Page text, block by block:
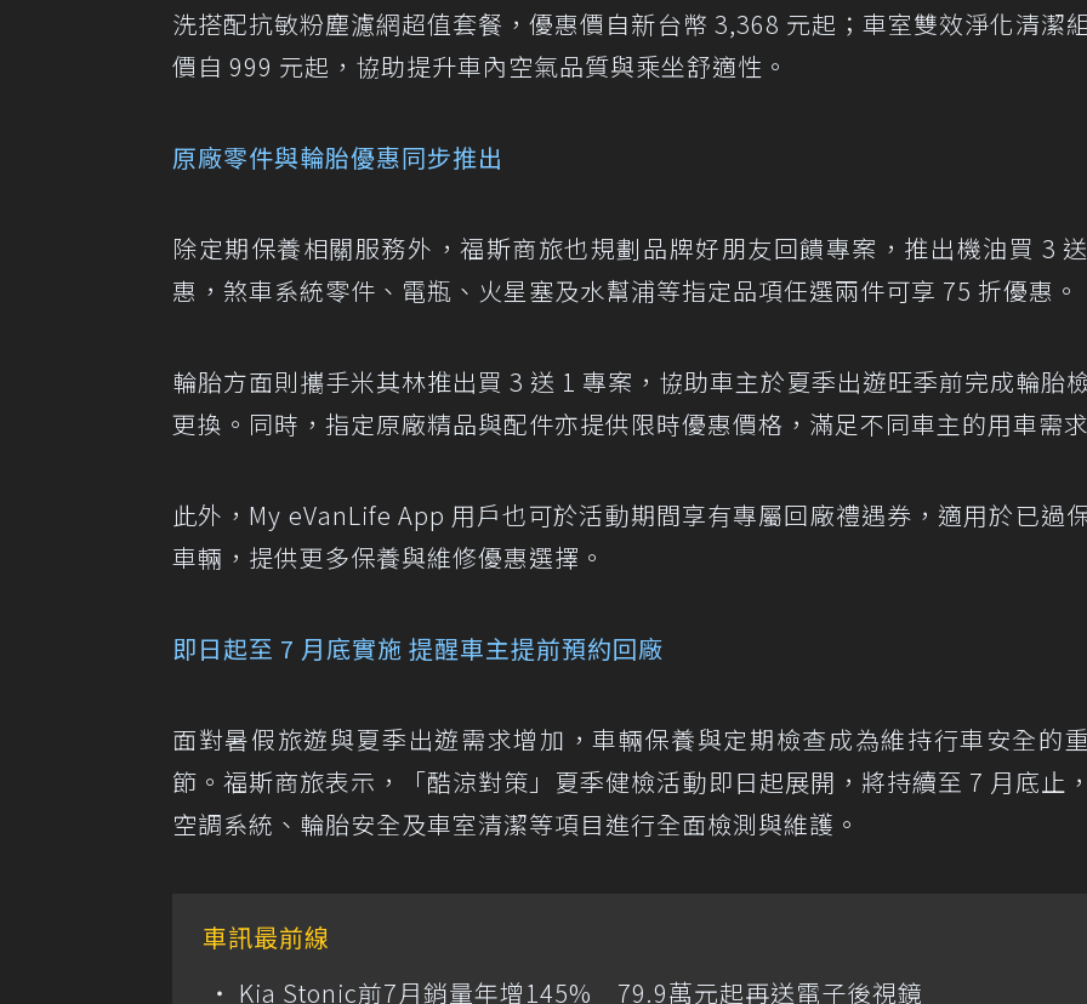
洗搭配抗敏粉塵濾網超值套餐，優惠價自新台幣 3,368 元起；車室雙效淨化清潔
價自 999 元起，協助提升車內空氣品質與乘坐舒適性。
原廠零件與輪胎優惠同步推出
除定期保養相關服務外，福斯商旅也規劃品牌好朋友回饋專案，推出機油買 3
惠，煞車系統零件、電瓶、火星塞及水幫浦等指定品項任選兩件可享 75 折優惠。
輪胎方面則攜手米其林推出買 3 送 1 專案，協助車主於夏季出遊旺季前完成輪胎
更換。同時，指定原廠精品與配件亦提供限時優惠價格，滿足不同車主的用車需求
此外，My eVanLife App 用戶也可於活動期間享有專屬回廠禮遇券，適用於已過
車輛，提供更多保養與維修優惠選擇。
即日起至 7 月底實施 提醒車主提前預約回廠
面對暑假旅遊與夏季出遊需求增加，車輛保養與定期檢查成為維持行車安全的
節。福斯商旅表示，「酷涼對策」夏季健檢活動即日起展開，將持續至 7 月底止
空調系統、輪胎安全及車室清潔等項目進行全面檢測與維護。
車訊最前線
Kia Stonic前7月銷量年增145% 79.9萬元起再送電子後視鏡